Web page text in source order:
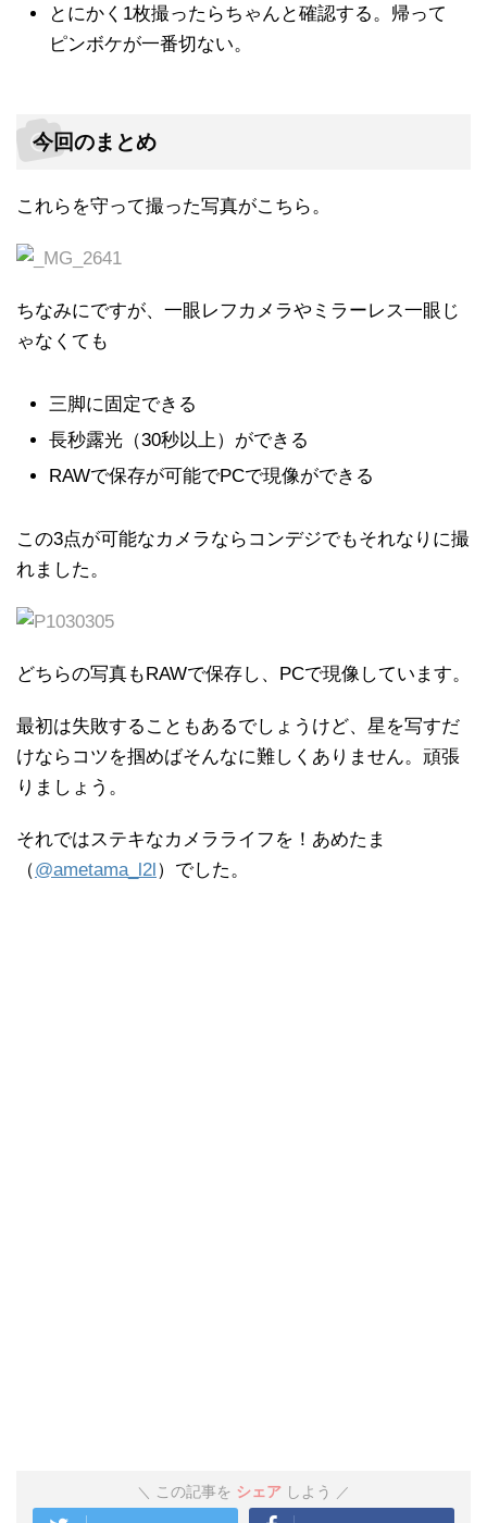
とにかく1枚撮ったらちゃんと確認する。帰って
ピンボケが一番切ない。
今回のまとめ
これらを守って撮った写真がこちら。
ちなみにですが、一眼レフカメラやミラーレス一眼じ
ゃなくても
三脚に固定できる
長秒露光（30秒以上）ができる
RAWで保存が可能でPCで現像ができる
この3点が可能なカメラならコンデジでもそれなりに撮
れました。
どちらの写真もRAWで保存し、PCで現像しています。
最初は失敗することもあるでしょうけど、星を写すだ
けならコツを掴めばそんなに難しくありません。頑張
りましょう。
それではステキなカメラライフを！あめたま
（@ametama_l2l）でした。
＼ この記事を シェア しよう ／